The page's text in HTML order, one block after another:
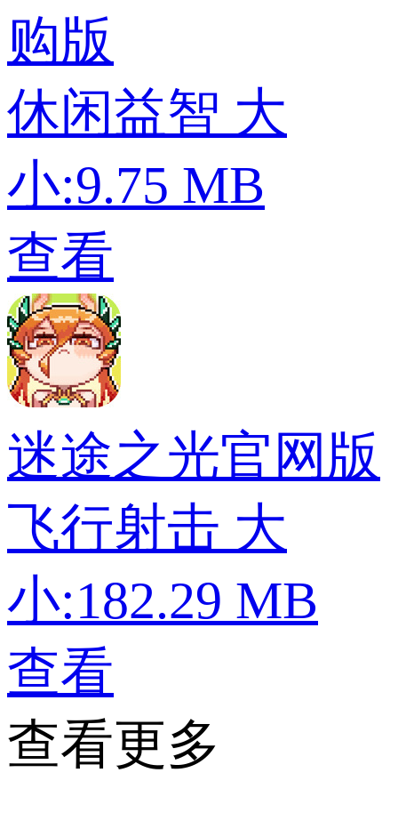
购版
休闲益智 大
小:9.75 MB
查看
迷途之光官网版
飞行射击 大
小:182.29 MB
查看
查看更多